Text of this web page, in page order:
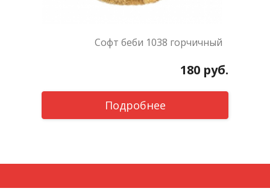
Софт беби 1038 горчичный
180 руб.
Подробнее